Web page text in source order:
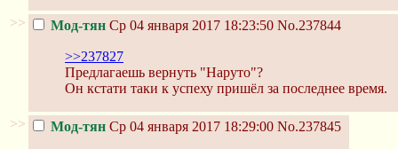
>> Мод-тян Ср 04 января 2017 18:23:50 No.237844
>>237827
Предлагаешь вернуть "Наруто"?
Он кстати таки к успеху пришёл за последнее время.
>> Мод-тян Ср 04 января 2017 18:29:00 No.237845